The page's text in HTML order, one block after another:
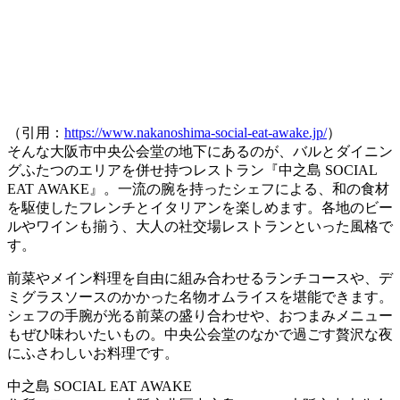
（引用： https://www.nakanoshima-social-eat-awake.jp/）
そんな大阪市中央公会堂の地下にあるのが、バルとダイニン
グふたつのエリアを併せ持つレストラン『中之島 SOCIAL
EAT AWAKE』。一流の腕を持ったシェフによる、和の食材
を駆使したフレンチとイタリアンを楽しめます。各地のビー
ルやワインも揃う、大人の社交場レストランといった風格で
す。
前菜やメイン料理を自由に組み合わせるランチコースや、 デ
ミグラスソースのかかった名物オムライス を堪能できます。
シェフの手腕が光る前菜の盛り合わせや、おつまみメニュー
もぜひ味わいたいもの。中央公会堂のなかで過ごす贅沢な夜
にふさわしいお料理です。
中之島 SOCIAL EAT AWAKE